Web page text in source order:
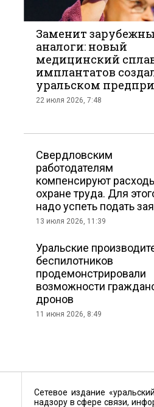
Заменит
аналоги: новый
медицинский
имплантатов
уральском
22 июля 2026, 7:48
Cвердловским
работодателям
компенсируют
охране труда. Для
надо успеть подать
13 июля 2026, 11:39
Уральские
беспилотников
продемонстрировали
возможности
дронов
11 июня 2026, 8:49
Сетевое издание
надзору в сфере связи,